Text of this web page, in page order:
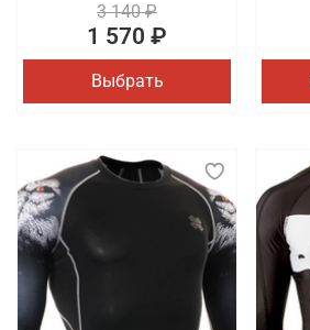
3 140 ₽
1 570 ₽
Выбрать